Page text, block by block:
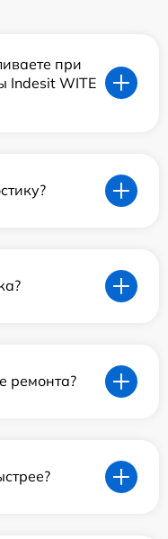
при
Indesit WITE
ремонта?